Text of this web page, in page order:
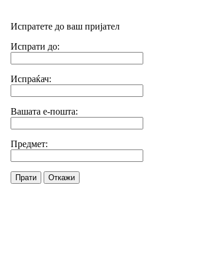
Испратете до ваш пријател
Испрати до:
Испраќач:
Вашата е-пошта:
Предмет:
Прати Откажи